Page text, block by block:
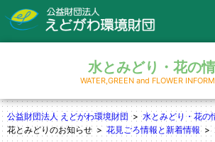
水とみどり・花の
WATER,GREEN and FLOWER
公益財団法人 えどがわ環境財団
水とみどり・花の
花とみどりのお知らせ
花見ごろ情報と新着情報